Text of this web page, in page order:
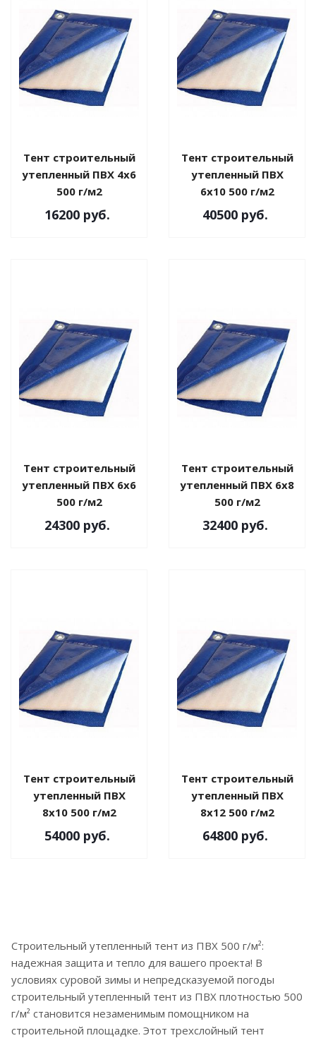
Тент строительный
утепленный ПВХ 4х6
500 г/м2
16200 руб.
Тент строительный
утепленный ПВХ
6х10 500 г/м2
40500 руб.
Тент строительный
утепленный ПВХ 6х6
500 г/м2
24300 руб.
Тент строительный
утепленный ПВХ 6х8
500 г/м2
32400 руб.
Тент строительный
утепленный ПВХ
8х10 500 г/м2
54000 руб.
Тент строительный
утепленный ПВХ
8х12 500 г/м2
64800 руб.
Строительный утепленный тент из ПВХ 500 г/м²:
надежная защита и тепло для вашего проекта! В
условиях суровой зимы и непредсказуемой погоды
строительный утепленный тент из ПВХ плотностью 500
г/м² становится незаменимым помощником на
строительной площадке. Этот трехслойный тент